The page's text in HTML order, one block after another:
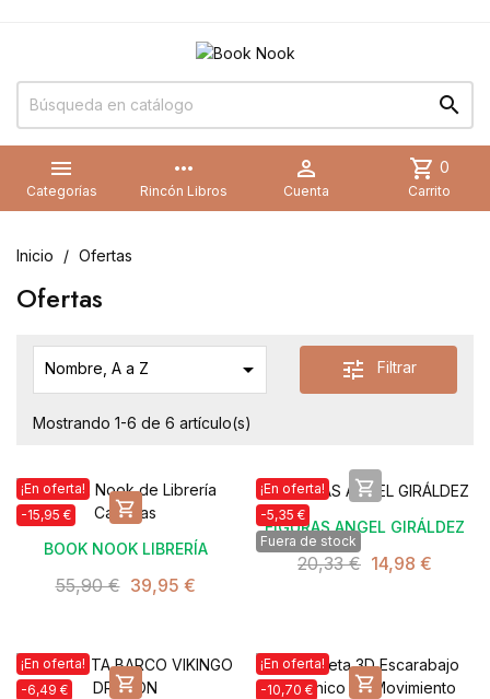


Categorías
more_horiz
Rincón Libros

Cuenta
shopping_cart 0
Carrito
Inicio Ofertas
Ofertas
Nombre, A a Z  tune Filtrar
Mostrando 1-6 de 6 artículo(s)
¡En oferta!
-15,95 €

BOOK NOOK LIBRERÍA
55,90 € 39,95 €
¡En oferta!
-5,35 €
Fuera de stock

FIGURAS ANGEL GIRÁLDEZ
20,33 € 14,98 €
¡En oferta!
-6,49 €

¡En oferta!
-10,70 €
